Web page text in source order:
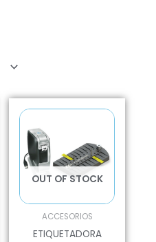
OUT OF STOCK
ACCESORIOS
ETIQUETADORA